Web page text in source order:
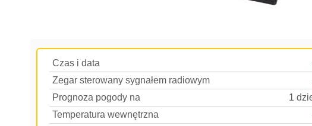
Czas i data
Zegar sterowany sygnałem radiowym
Prognoza pogody na
1
Temperatura wewnętrzna